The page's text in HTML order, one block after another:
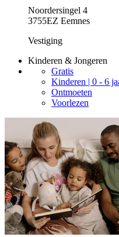
Noordersingel 4
3755EZ Eemnes
Vestiging
Kinderen & Jongeren
Gratis
Kinderen | 0 - 6
Ontmoeten
Voorlezen